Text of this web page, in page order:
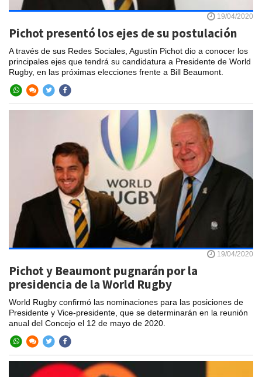
19/04/2020
Pichot presentó los ejes de su postulación
A través de sus Redes Sociales, Agustín Pichot dio a conocer los
principales ejes que tendrá su candidatura a Presidente de World
Rugby, en las próximas elecciones frente a Bill Beaumont.
19/04/2020
Pichot y Beaumont pugnarán por la
presidencia de la World Rugby
World Rugby confirmó las nominaciones para las posiciones de
Presidente y Vice-presidente, que se determinarán en la reunión
anual del Concejo el 12 de mayo de 2020.